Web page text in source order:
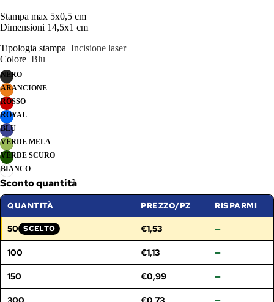
Stampa max 5x0,5 cm
Dimensioni 14,5x1 cm
Colore Blu
NERO
ARANCIONE
ROSSO
ROYAL
BLU
VERDE MELA
VERDE SCURO
BIANCO
Tipologia stampa Incisione laser
Sconto quantità
QUANTITÀ PREZZO/PZ RISPARMI
50 FASCIA SELEZIONATA:
SCELTO €1,53 —
100 €1,13 —
150 €0,99 —